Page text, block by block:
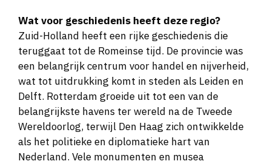
Wat voor geschiedenis heeft deze regio?
Zuid-Holland heeft een rijke geschiedenis die
teruggaat tot de Romeinse tijd. De provincie was
een belangrijk centrum voor handel en nijverheid,
wat tot uitdrukking komt in steden als Leiden en
Delft. Rotterdam groeide uit tot een van de
belangrijkste havens ter wereld na de Tweede
Wereldoorlog, terwijl Den Haag zich ontwikkelde
als het politieke en diplomatieke hart van
Nederland. Vele monumenten en musea